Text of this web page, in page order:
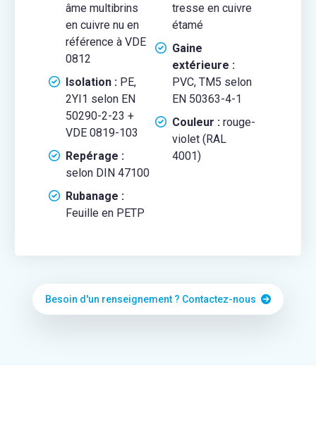
âme multibrins
en cuivre nu en
référence à VDE
0812
Isolation :PE,
2YI1 selon EN
50290-2-23 +
VDE 0819-103
Repérage :
selon DIN 47100
Rubanage :
Feuille en PETP
tresse en cuivre
étamé
Gaine
extérieure :
PVC, TM5 selon
EN 50363-4-1
Couleur :rouge-
violet (RAL
4001)
Besoin d'un renseignement ? Contactez-nous